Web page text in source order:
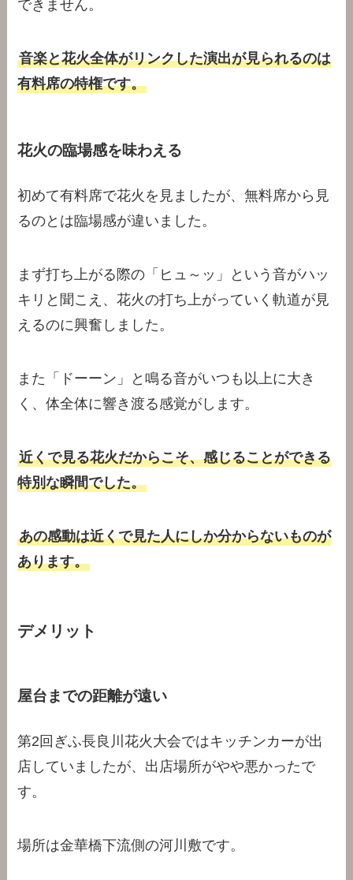
できません。
音楽と花火全体がリンクした演出が見られるのは
有料席の特権です。
花火の臨場感を味わえる
初めて有料席で花火を見ましたが、無料席から見
るのとは臨場感が違いました。
まず打ち上がる際の「ヒュ～ッ」という音がハッ
キリと聞こえ、花火の打ち上がっていく軌道が見
えるのに興奮しました。
また「ドーーン」と鳴る音がいつも以上に大き
く、体全体に響き渡る感覚がします。
近くで見る花火だからこそ、感じることができる
特別な瞬間でした。
あの感動は近くで見た人にしか分からないものが
あります。
デメリット
屋台までの距離が遠い
第2回ぎふ長良川花火大会ではキッチンカーが出
店していましたが、出店場所がやや悪かったで
す。
場所は金華橋下流側の河川敷です。